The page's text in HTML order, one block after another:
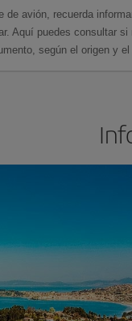
de avión, recuerda
Aquí puedes consultar si
según el origen y